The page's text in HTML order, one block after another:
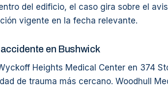
del edificio, el caso gira sobre el
vigente en la fecha relevante.
en Bushwick
Heights Medical Center en 374
de trauma más cercano. Woodhull